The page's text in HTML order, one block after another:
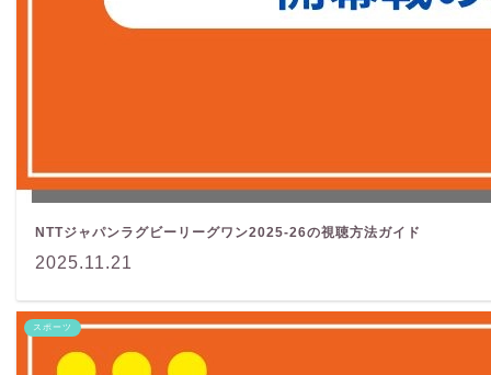
NTTジャパンラグビーリーグワン2025-26の視聴方法ガイド
2025.11.21
スポーツ